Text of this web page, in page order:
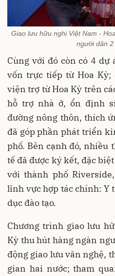
Giao lưu hữu nghị Việt Nam -
người dân 2
Cùng với đó còn có 4 dự
vốn trực tiếp từ Hoa Kỳ;
viện trợ từ Hoa Kỳ trên
hỗ trợ nhà ở, ổn định
đường nông thôn, thích
đã góp phần phát triển
phố. Bên cạnh đó, nhiều
tế đã được ký kết, đặc
với thành phố
lĩnh vực hợp tác chính: Y
dục đào tạo.
Chương trình giao lưu
Kỳ thu hút hàng ngàn
động giao lưu văn nghệ,
gian hai nước; tham